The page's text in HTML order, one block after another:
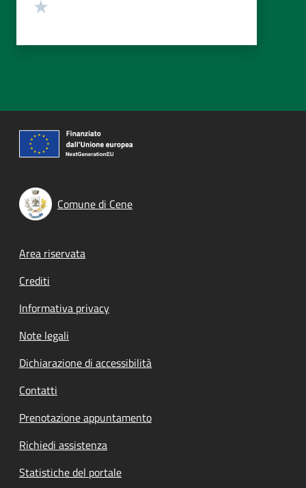
Comune di Cene
Footer menu
Area riservata
Crediti
Informativa privacy
Note legali
Dichiarazione di accessibilità
Contatti
Prenotazione appuntamento
Richiedi assistenza
Statistiche del portale